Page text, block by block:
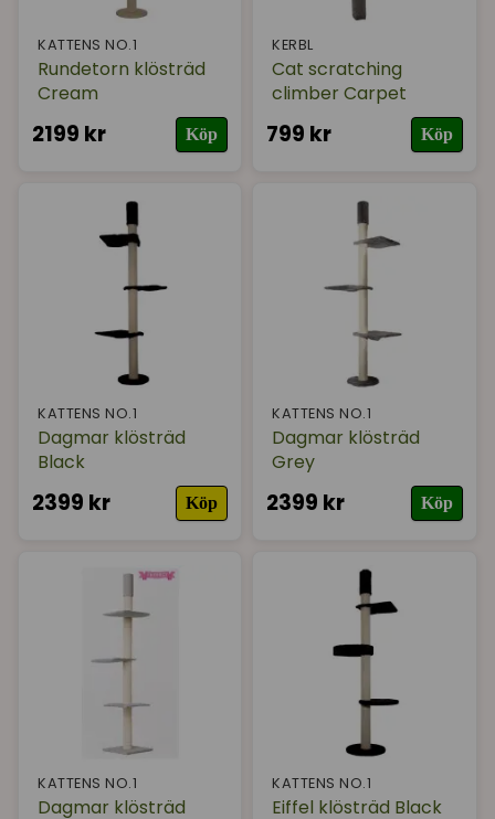
KATTENS NO.1
Rundetorn klösträd
Cream
2199 kr Köp
KERBL
Cat scratching
climber Carpet
799 kr Köp
KATTENS NO.1
Dagmar klösträd
Black
2399 kr Köp
KATTENS NO.1
Dagmar klösträd
Grey
2399 kr Köp
KATTENS NO.1
Dagmar klösträd
KATTENS NO.1
Eiffel klösträd Black